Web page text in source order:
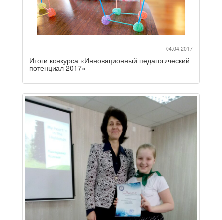
04.04.2017
Итоги конкурса «Инновационный педагогический
потенциал 2017»